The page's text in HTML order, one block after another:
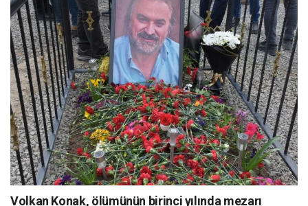
Volkan Konak, ölümünün birinci yılında mezarı